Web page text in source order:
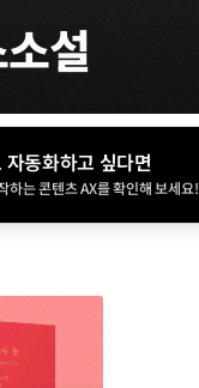
설
동화하고 싶다면
하는 콘텐츠 AX를 확인해 보세요!